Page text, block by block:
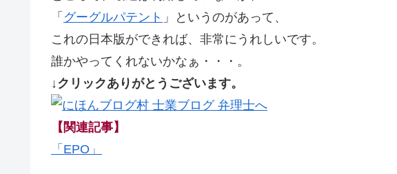
「 グーグルパテント 」というのがあって、
これの日本版ができれば、非常にうれしいです。
誰かやってくれないかなぁ・・・。
↓クリックありがとうございます。
【関連記事】
「EPO」